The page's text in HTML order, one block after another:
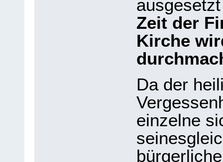
Zeit der
Kirche
Da der
einzelne